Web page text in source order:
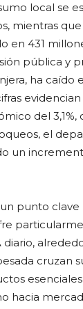
local se
mientras
en 431
pública y
ha caído
del 3,1%,
el
un
punto clave
cruzan
hacia